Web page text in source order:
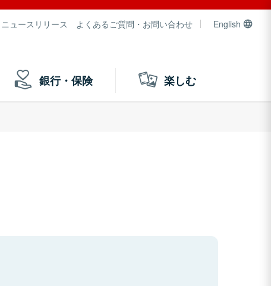
ニュースリリース よくあるご質問・お問い合わせ English
銀行・保険 楽しむ